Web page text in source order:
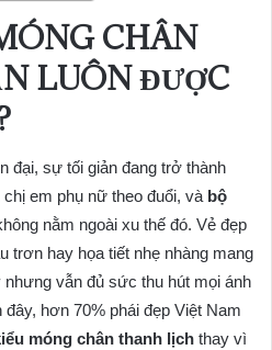
CHÂN
LUÔN ĐƯỢC
đại, sự tối giản đang trở thành
em phụ nữ theo đuổi, và bộ
nằm ngoài xu thế đó. Vẻ đẹp
trơn hay họa tiết nhẹ nhàng mang
vẫn đủ sức thu hút mọi ánh
hơn 70% phái đẹp Việt Nam
móng chân thanh lịch thay vì